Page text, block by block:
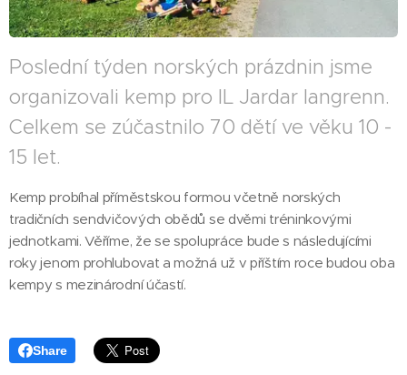
Poslední týden norských prázdnin jsme
organizovali kemp pro IL Jardar langrenn.
Celkem se zúčastnilo 70 dětí ve věku 10 -
15 let.
Kemp probíhal příměstskou formou včetně norských
tradičních sendvičových obědů se dvěmi tréninkovými
jednotkami. Věříme, že se spolupráce bude s následujícími
roky jenom prohlubovat a možná už v příštím roce budou oba
kempy s mezinárodní účastí.
Share